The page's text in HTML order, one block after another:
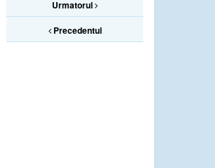
Urmatorul
Precedentul